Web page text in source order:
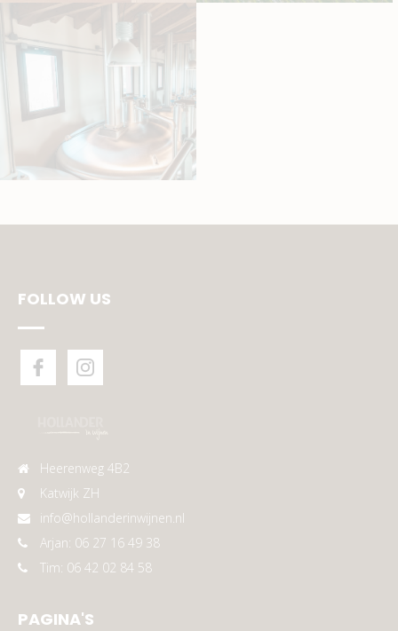
FOLLOW US
Heerenweg 4B2
Katwijk ZH
info@hollanderinwijnen.nl
Arjan: 06 27 16 49 38
Tim: 06 42 02 84 58
PAGINA'S